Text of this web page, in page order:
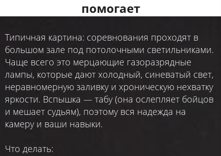
помогает
Типичная картина: соревнования проходят в
большом зале под потолочными светильниками.
Чаще всего это мерцающие газоразрядные
лампы, которые дают холодный, синеватый свет,
неравномерную заливку и хроническую нехватку
яркости. Вспышка — табу (она ослепляет бойцов
и мешает судьям), поэтому вся надежда на
камеру и ваши навыки.
Что делать: